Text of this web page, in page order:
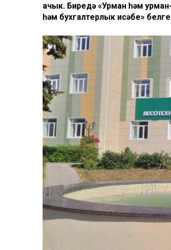
ачык. Биредә «Урман һәм
һәм бухгалтерлык исәбе»